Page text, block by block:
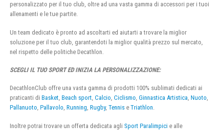
personalizzato per il tuo club, oltre ad una vasta gamma di accessori per i tuoi
allenamenti e le tue partite.
Un team dedicato è pronto ad ascoltarti ed aiutarti a trovare la miglior
soluzione per il tuo club, garantendoti la miglior qualità prezzo sul mercato,
nel rispetto delle politiche Decathlon.
SCEGLI IL TUO SPORT ED INIZIA LA PERSONALIZZAZIONE:
DecathlonClub offre una vasta gamma di prodotti 100% sublimati dedicati ai
praticanti di Basket, Beach sport, Calcio, Ciclismo, Ginnastica Artistica, Nuoto,
Pallanuoto, Pallavolo, Running, Rugby, Tennis e Triathlon.
Inoltre potrai trovare un offerta dedicata agli Sport Paralimpici e alle